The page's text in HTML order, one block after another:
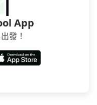
App
發！